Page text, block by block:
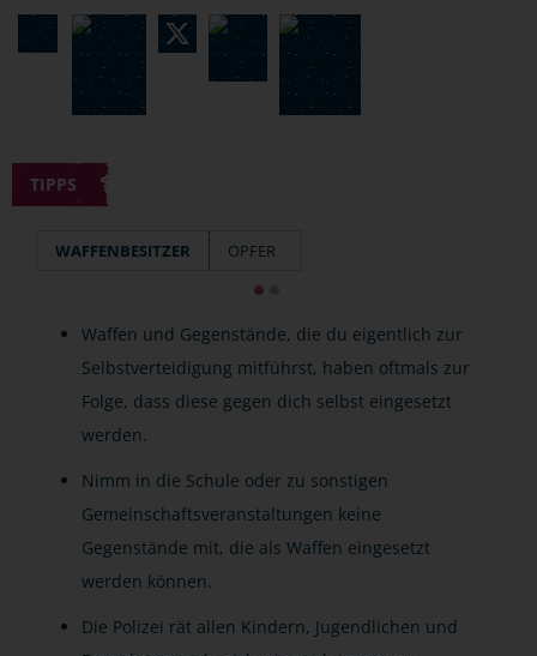
TIPPS
WAFFENBESITZER OPFER
Waffen und Gegenstände, die du eigentlich zur
Selbstverteidigung mitführst, haben oftmals zur
Folge, dass diese gegen dich selbst eingesetzt
werden.
Nimm in die Schule oder zu sonstigen
Gemeinschaftsveranstaltungen keine
Gegenstände mit, die als Waffen eingesetzt
werden können.
Die Polizei rät allen Kindern, Jugendlichen und